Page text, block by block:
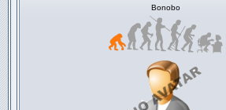
Bonobo